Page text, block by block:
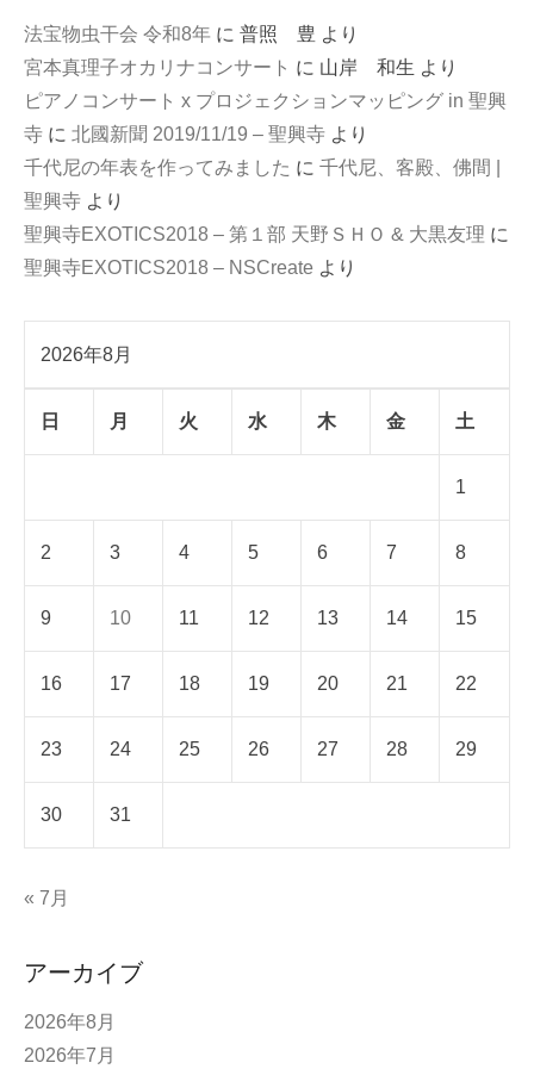
法宝物虫干会 令和8年 に 普照 豊 より
宮本真理子オカリナコンサート に 山岸 和生 より
ピアノコンサート x プロジェクションマッピング in 聖興
寺 に 北國新聞 2019/11/19 – 聖興寺 より
千代尼の年表を作ってみました に 千代尼、客殿、佛間 |
聖興寺 より
聖興寺EXOTICS2018 – 第１部 天野ＳＨＯ & 大黒友理 に
聖興寺EXOTICS2018 – NSCreate より
2026年8月
日 月 火 水 木 金 土
1
2 3 4 5 6 7 8
9 10 11 12 13 14 15
16 17 18 19 20 21 22
23 24 25 26 27 28 29
30 31
« 7月
アーカイブ
2026年8月
2026年7月